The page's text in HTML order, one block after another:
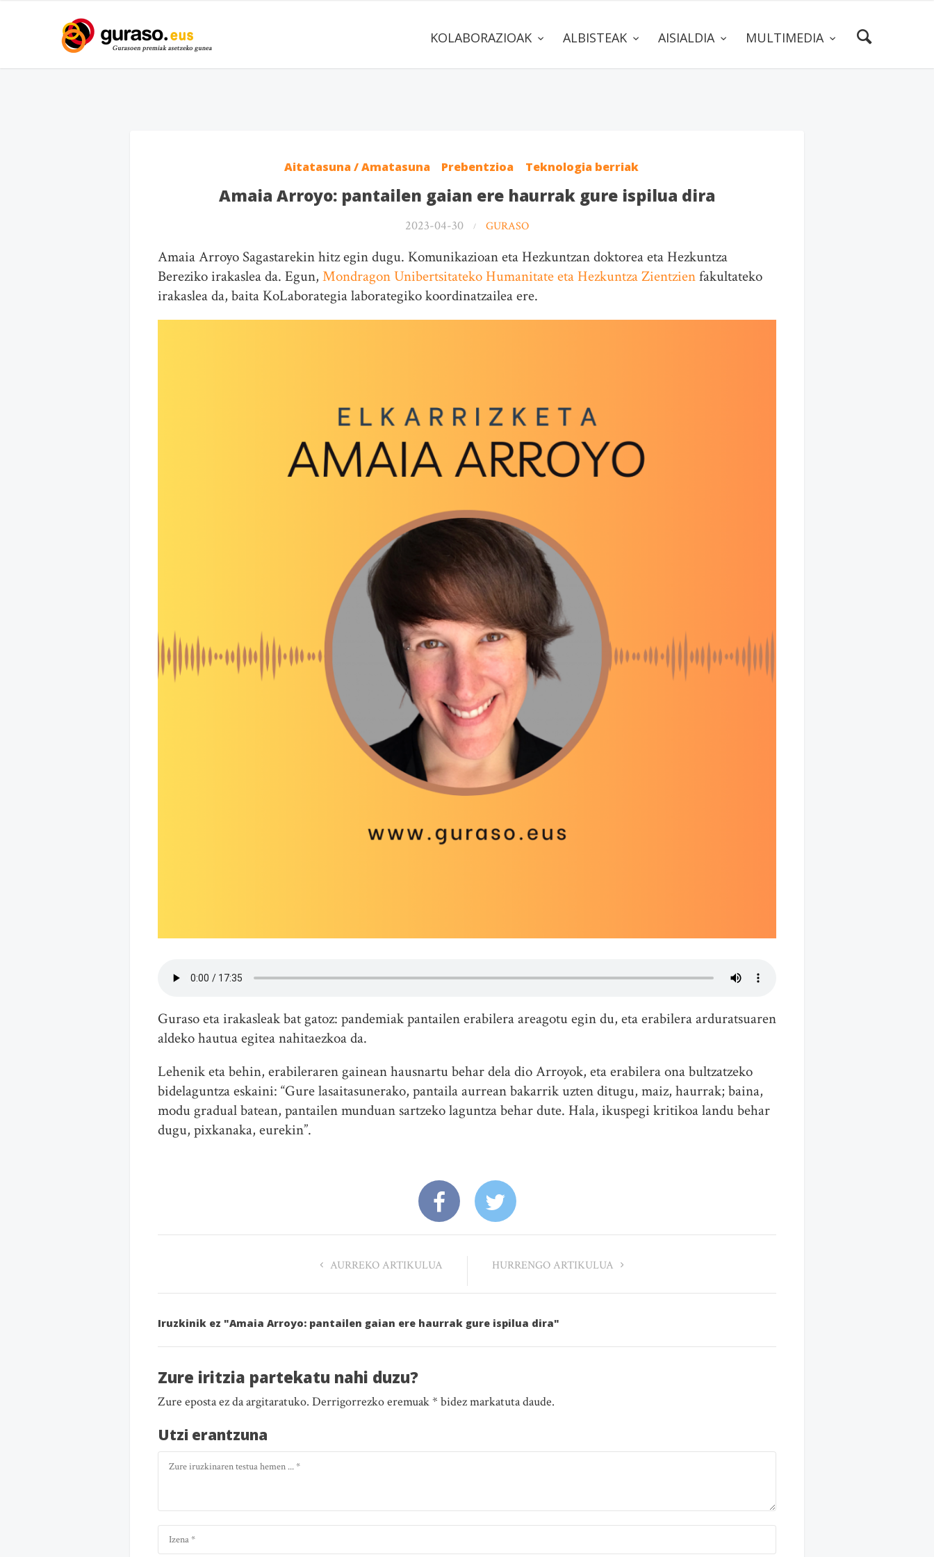
KOLABORAZIOAK ALBISTEAK AISIALDIA MULTIMEDIA
Aitatasuna / Amatasuna Prebentzioa Teknologia berriak
Amaia Arroyo: pantailen gaian ere haurrak gure ispilua dira
2023-04-30 GURASO
Amaia Arroyo Sagastarekin hitz egin dugu. Komunikazioan eta Hezkuntzan doktorea eta Hezkuntza
Bereziko irakaslea da. Egun, Mondragon Unibertsitateko Humanitate eta Hezkuntza Zientzienfakultateko
irakaslea da, baita KoLaborategia laborategiko koordinatzailea ere.
Guraso eta irakasleak bat gatoz: pandemiak pantailen erabilera areagotu egin du, eta erabilera arduratsuaren
aldeko hautua egitea nahitaezkoa da.
Lehenik eta behin, erabileraren gainean hausnartu behar dela dio Arroyok, eta erabilera ona bultzatzeko
bidelaguntza eskaini: “Gure lasaitasunerako, pantaila aurrean bakarrik uzten ditugu, maiz, haurrak; baina,
modu gradual batean, pantailen munduan sartzeko laguntza behar dute. Hala, ikuspegi kritikoa landu behar
dugu, pixkanaka, eurekin”.
AURREKO ARTIKULUA HURRENGO ARTIKULUA
Iruzkinik ez "Amaia Arroyo: pantailen gaian ere haurrak gure ispilua dira"
Zure iritzia partekatu nahi duzu?
Zure eposta ez da argitaratuko. Derrigorrezko eremuak * bidez markatuta daude.
Utzi erantzuna